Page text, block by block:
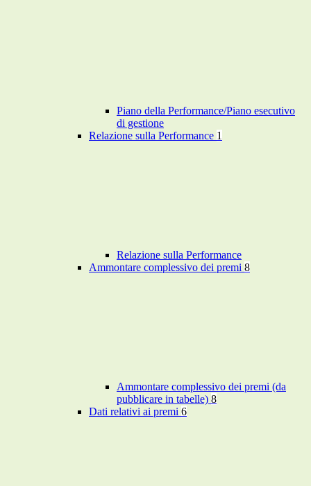
Piano della Performance/Piano esecutivo
di gestione
Relazione sulla Performance 1
Relazione sulla Performance
Ammontare complessivo dei premi 8
Ammontare complessivo dei premi (da
pubblicare in tabelle) 8
Dati relativi ai premi 6